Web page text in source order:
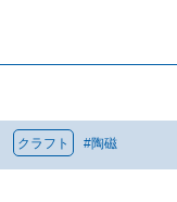
クラフト #陶磁